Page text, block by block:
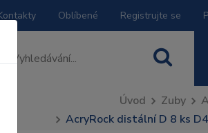
Oblíbené Registrujte se
Úvod Zuby
AcryRock distální D 8 ks